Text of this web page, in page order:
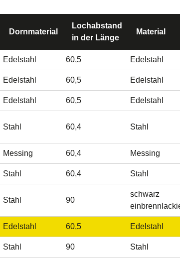
Dornmaterial
Lochabstand
in der Länge
Material
Edelstahl 60,5 Edelstahl
Edelstahl 60,5 Edelstahl
Edelstahl 60,5 Edelstahl
Stahl 60,4 Stahl
Messing 60,4 Messing
Stahl 60,4 Stahl
Stahl 90
schwarz
Edelstahl 60,5 Edelstahl
Stahl 90 Stahl